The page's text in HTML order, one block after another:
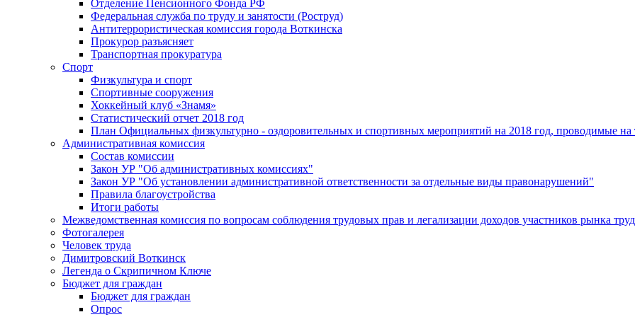
Отделение Пенсионного Фонда РФ
Федеральная служба по труду и занятости (Роструд)
Антитеррористическая комиссия города Воткинска
Прокурор разъясняет
Транспортная прокуратура
Спорт
Физкультура и спорт
Спортивные сооружения
Хоккейный клуб «Знамя»
Статистический отчет 2018 год
План Официальных физкультурно - оздоровительных и спортивных мероприятий на 2018 год, проводимые
Административная комиссия
Состав комиссии
Закон УР "Об административных комиссиях"
Закон УР "Об установлении административной ответственности за отдельные виды правонарушений"
Правила благоустройства
Итоги работы
Межведомственная комиссия по вопросам соблюдения трудовых прав и легализации доходов участников рынка
Фотогалерея
Человек труда
Димитровский Воткинск
Легенда о Скрипичном Ключе
Бюджет для граждан
Бюджет для граждан
Опрос